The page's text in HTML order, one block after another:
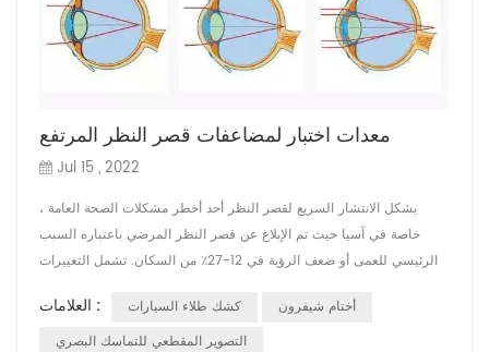
معدات اختبار لمضاعفات قصر النظر المرتفع
Jul 15 , 2022
يشكل الانتشار السريع لقصر النظر أحد أخطر مشكلات الصحة العامة ،
خاصة في آسيا حيث تم الإبلاغ عن قصر النظر المرضي باعتباره السبب
الرئيسي للعمى أو ضعف الرؤية في 12-27٪ من السكان. تشمل التغييرات
الأرضية والتضخم الموضعي المصاحب للصلبة الخلفية ، مما يؤدي في النهاية
إلى آفات شبكية ومشيمية مميزة بالإضافة إلى تأثيرات على الوظيفة البقعية.
العلامات : كشك طلاء السيارات
أختام شيفرون
التصوير المقطعي للتماسك البصري